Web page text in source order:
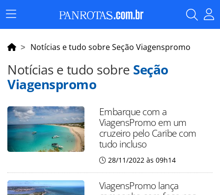
Menu
Principal
Notícias e tudo sobre Seção Viagenspromo
Notícias e tudo sobre Seção
Viagenspromo
Embarque com a
ViagensPromo em um
cruzeiro pelo Caribe com
tudo incluso
28/11/2022 às 09h14
ViagensPromo lança